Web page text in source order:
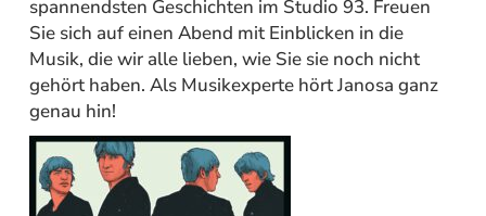
spannendsten Geschichten im Studio 93. Freuen
Sie sich auf einen Abend mit Einblicken in die
Musik, die wir alle lieben, wie Sie sie noch nicht
gehört haben. Als Musikexperte hört Janosa ganz
genau hin!